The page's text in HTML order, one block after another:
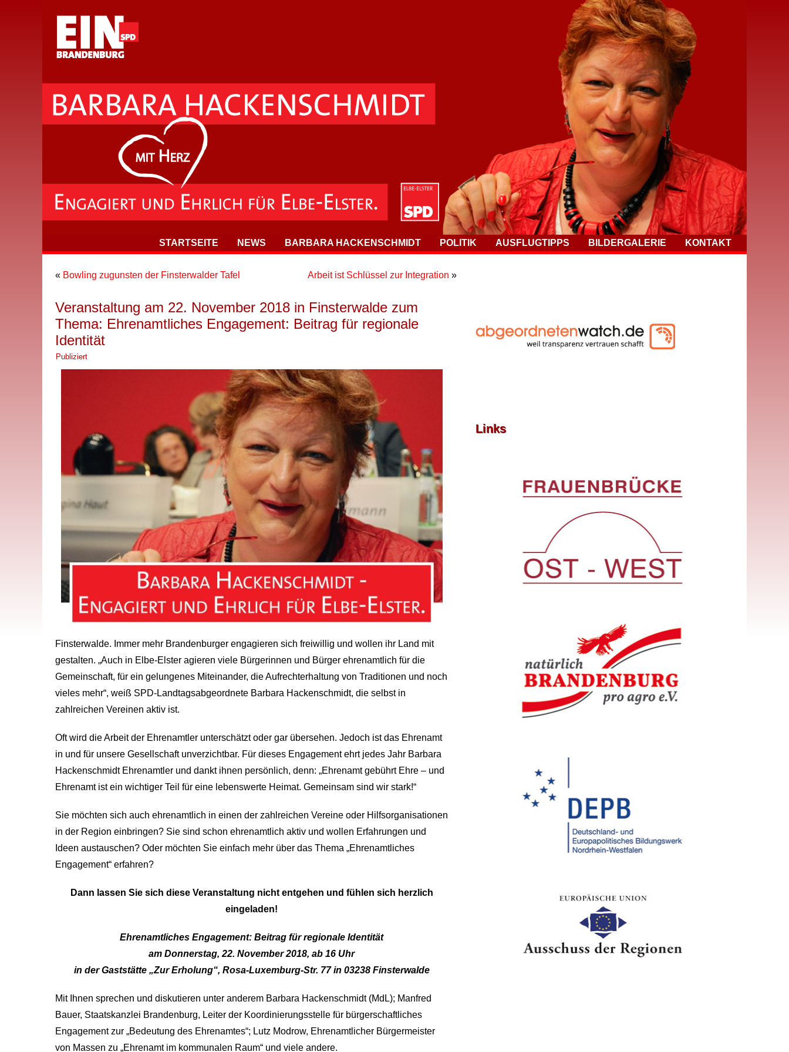
STARTSEITE NEWS BARBARA HACKENSCHMIDT POLITIK AUSFLUGTIPPS BILDERGALERIE KONTAKT
« Bowling zugunsten der Finsterwalder Tafel Arbeit ist Schlüssel zur Integration »
Veranstaltung am 22. November 2018 in Finsterwalde zum
Thema: Ehrenamtliches Engagement: Beitrag für regionale
Identität
Publiziert
Finsterwalde. Immer mehr Brandenburger engagieren sich freiwillig und wollen ihr Land mit
gestalten. „Auch in Elbe-Elster agieren viele Bürgerinnen und Bürger ehrenamtlich für die
Gemeinschaft, für ein gelungenes Miteinander, die Aufrechterhaltung von Traditionen und noch
vieles mehr“, weiß SPD-Landtagsabgeordnete Barbara Hackenschmidt, die selbst in
zahlreichen Vereinen aktiv ist.
Oft wird die Arbeit der Ehrenamtler unterschätzt oder gar übersehen. Jedoch ist das Ehrenamt
in und für unsere Gesellschaft unverzichtbar. Für dieses Engagement ehrt jedes Jahr Barbara
Hackenschmidt Ehrenamtler und dankt ihnen persönlich, denn: „Ehrenamt gebührt Ehre – und
Ehrenamt ist ein wichtiger Teil für eine lebenswerte Heimat. Gemeinsam sind wir stark!“
Sie möchten sich auch ehrenamtlich in einen der zahlreichen Vereine oder Hilfsorganisationen
in der Region einbringen? Sie sind schon ehrenamtlich aktiv und wollen Erfahrungen und
Ideen austauschen? Oder möchten Sie einfach mehr über das Thema „Ehrenamtliches
Engagement“ erfahren?
Dann lassen Sie sich diese Veranstaltung nicht entgehen und fühlen sich herzlich
eingeladen!
Ehrenamtliches Engagement: Beitrag für regionale Identität
am Donnerstag, 22. November 2018, ab 16 Uhr
in der Gaststätte „Zur Erholung“, Rosa-Luxemburg-Str. 77 in 03238 Finsterwalde
Mit Ihnen sprechen und diskutieren unter anderem Barbara Hackenschmidt (MdL); Manfred
Bauer, Staatskanzlei Brandenburg, Leiter der Koordinierungsstelle für bürgerschaftliches
Engagement zur „Bedeutung des Ehrenamtes“; Lutz Modrow, Ehrenamtlicher Bürgermeister
von Massen zu „Ehrenamt im kommunalen Raum“ und viele andere.
Links